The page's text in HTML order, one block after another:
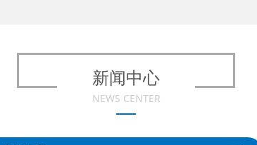
新闻中心
NEWS CENTER